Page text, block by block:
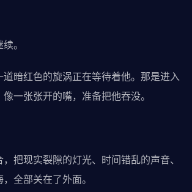
。
道暗红色的旋涡正在等待着他。那是进入
一张张开的嘴，准备把他吞没。
把现实裂隙的灯光、时间错乱的声音、
全部关在了外面。